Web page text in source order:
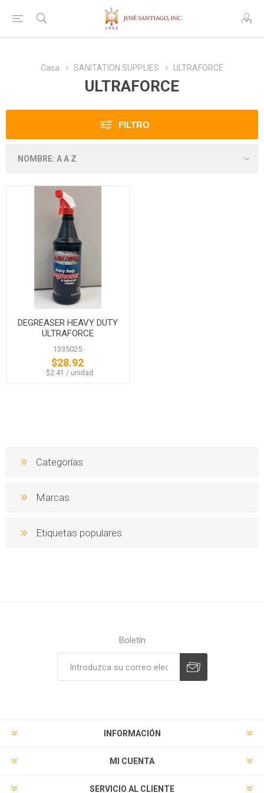
Casa SANITATION SUPPLIES ULTRAFORCE
ULTRAFORCE
FILTRO
DEGREASER HEAVY DUTY
ULTRAFORCE
1335025
$28.92
‏‏‎ ‎‏‏‎ ‎$2.41 / unidad
Categorías
Marcas
Etiquetas populares
Boletín
INFORMACIÓN
MI CUENTA
SERVICIO AL CLIENTE